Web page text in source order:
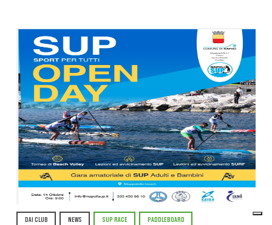
DAI CLUB NEWS SUP RACE PADDLEBOARD